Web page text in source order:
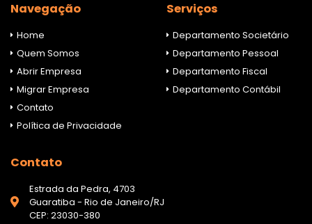
Navegação
Home
Quem Somos
Abrir Empresa
Migrar Empresa
Contato
Política de Privacidade
Serviços
Departamento Societário
Departamento Pessoal
Departamento Fiscal
Departamento Contábil
Contato
Estrada da Pedra, 4703
Guaratiba - Rio de Janeiro/RJ
CEP: 23030-380